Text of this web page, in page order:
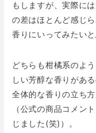
もしますが、実際に
の差はほとんど感じ
香りにいってみたいと
どちらも柑橘系のよ
しい芳醇な香りがあ
全体的な香りの立ち
（公式の商品コメン
じました(笑)）。